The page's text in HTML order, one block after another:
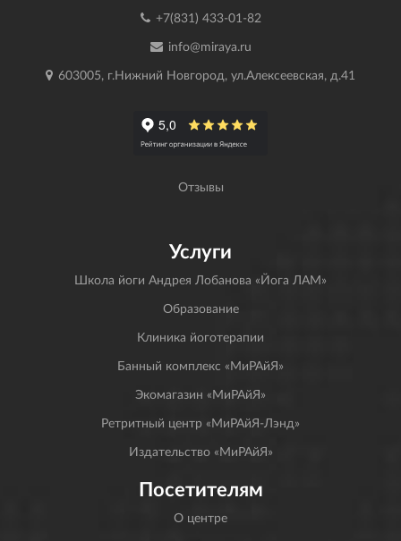
+7(831) 433-01-82
info@miraya.ru
603005, г.Нижний Новгород, ул.Алексеевская, д.41
Отзывы
Услуги
Школа йоги Андрея Лобанова «Йога ЛАМ»
Образование
Клиника йоготерапии
Банный комплекс «МиРАйЯ»
Экомагазин «МиРАйЯ»
Ретритный центр «МиРАйЯ-Лэнд»
Издательство «МиРАйЯ»
Посетителям
О центре